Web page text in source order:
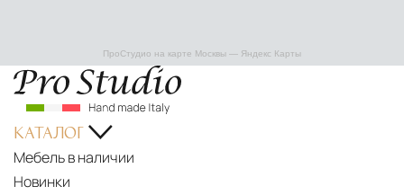
ПроСтудио на карте Москвы — Яндекс Карты
КАТАЛОГ
Мебель в наличии
Новинки